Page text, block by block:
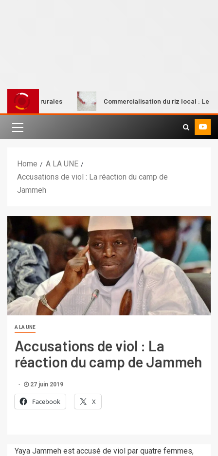
rurales Commercialisation du riz local : Le Premier
Home
A LA UNE
Accusations de viol : La réaction du camp de
Jammeh
A LA UNE
Accusations de viol : La
réaction du camp de Jammeh
27 juin 2019
Facebook X
Yaya Jammeh est accusé de viol par quatre femmes,